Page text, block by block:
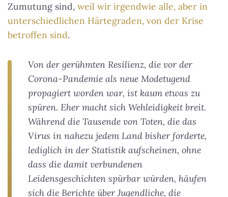
Zumutung sind, weil wir irgendwie alle, aber in
unterschiedlichen Härtegraden, von der Krise
betroffen sind.
Von der gerühmten Resilienz, die vor der
Corona-Pandemie als neue Modetugend
propagiert worden war, ist kaum etwas zu
spüren. Eher macht sich Wehleidigkeit breit.
Während die Tausende von Toten, die das
Virus in nahezu jedem Land bisher forderte,
lediglich in der Statistik aufscheinen, ohne
dass die damit verbundenen
Leidensgeschichten spürbar würden, häufen
sich die Berichte über Jugendliche, die